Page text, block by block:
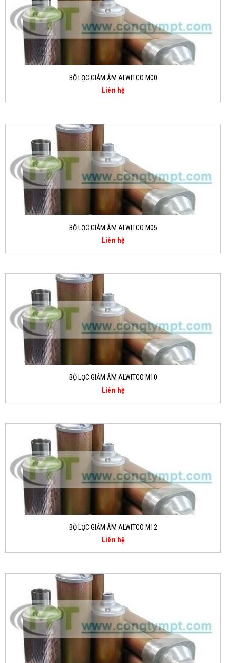
BỘ LỌC GIẢM ÂM ALWITCO M00
Liên hệ
BỘ LỌC GIẢM ÂM ALWITCO M05
Liên hệ
BỘ LỌC GIẢM ÂM ALWITCO M10
Liên hệ
BỘ LỌC GIẢM ÂM ALWITCO M12
Liên hệ